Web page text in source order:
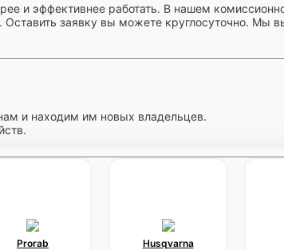
и эффективнее работать. В нашем
Оставить заявку вы можете круглосуточно. Мы
и находим им новых владельцев.
Prorab Husqvarna